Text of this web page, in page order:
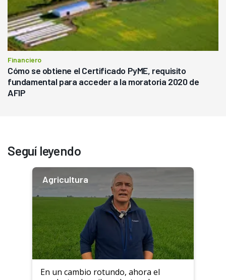
Financiero
Cómo se obtiene el Certificado PyME, requisito
fundamental para acceder a la moratoria 2020 de
AFIP
Seguí leyendo
Agricultura
En un cambio rotundo, ahora el